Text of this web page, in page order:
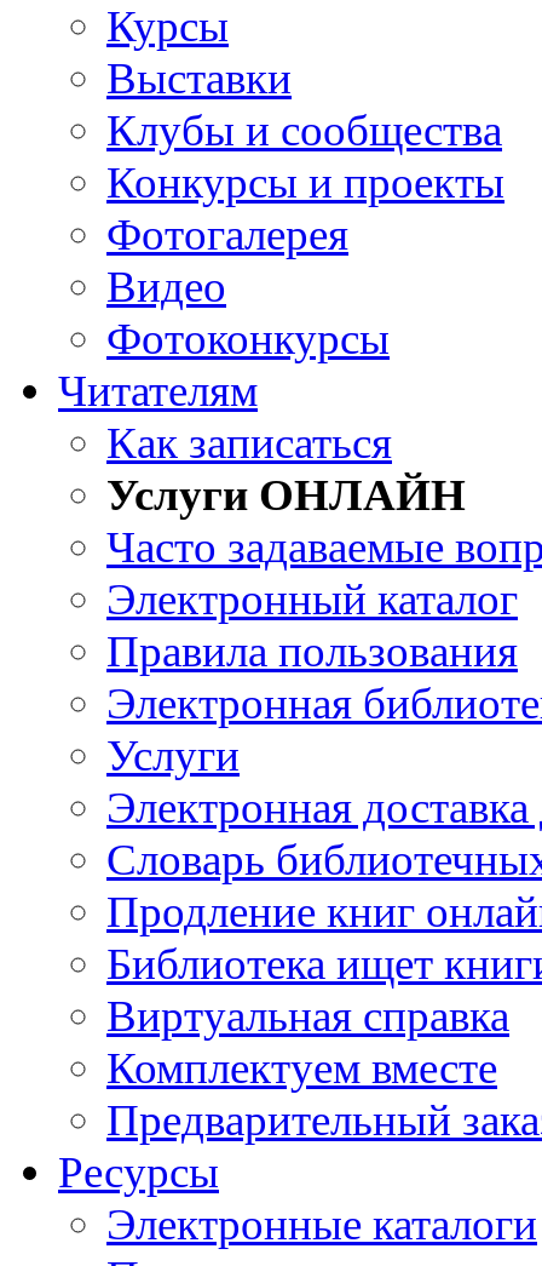
Курсы
Выставки
Клубы и сообщества
Конкурсы и проекты
Фотогалерея
Видео
Фотоконкурсы
Читателям
Как записаться
Услуги ОНЛАЙН
Часто задаваемые
Электронный каталог
Правила пользования
Электронная
Услуги
Электронная
Словарь
Продление книг
Библиотека ищет
Виртуальная справка
Комплектуем вместе
Предварительный
Ресурсы
Электронные каталоги